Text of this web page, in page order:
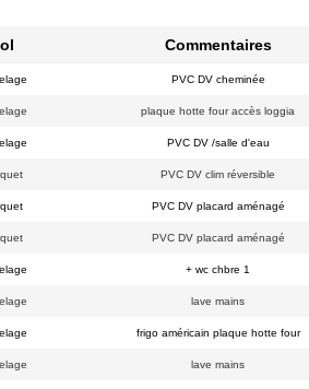
Commentaires
PVC DV cheminée
plaque hotte four accès loggia
PVC DV /salle d'eau
PVC DV clim réversible
PVC DV placard aménagé
PVC DV placard aménagé
+ wc chbre 1
lave mains
frigo américain plaque hotte four
lave mains